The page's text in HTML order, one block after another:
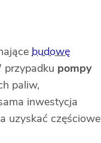
budowę
przypadku pompy
paliw,
inwestycja
uzyskać częściowe